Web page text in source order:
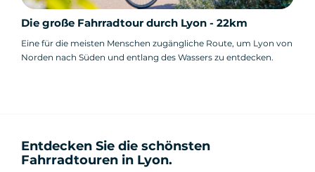
Die große Fahrradtour durch Lyon - 22km
Eine für die meisten Menschen zugängliche Route, um Lyon von
Norden nach Süden und entlang des Wassers zu entdecken.
Entdecken Sie die schönsten
Fahrradtouren in Lyon.